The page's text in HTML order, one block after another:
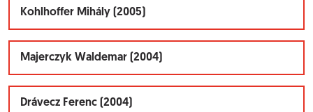
Kohlhoffer Mihály (2005)
Majerczyk Waldemar (2004)
Drávecz Ferenc (2004)